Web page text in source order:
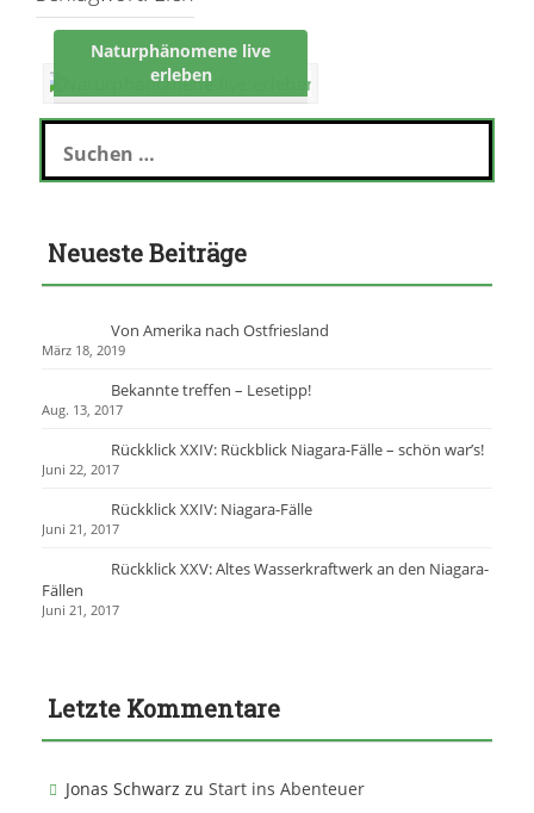
Naturphänomene live
erleben
S
c
n
h
Neueste Beiträge
Von Amerika nach Ostfriesland
März 18, 2019
Bekannte treffen – Lesetipp!
Aug. 13, 2017
Rückklick XXIV: Rückblick Niagara-Fälle – schön war’s!
Juni 22, 2017
Rückklick XXIV: Niagara-Fälle
Juni 21, 2017
Rückklick XXV: Altes Wasserkraftwerk an den Niagara-
Fällen
Juni 21, 2017
Letzte Kommentare
Jonas Schwarz zu Start ins Abenteuer